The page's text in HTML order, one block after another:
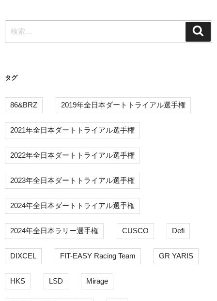
シ
ョ
索:
タグ
86&BRZ 2019年全日本ダートトライアル選手権
2021年全日本ダートトライアル選手権
2022年全日本ダートトライアル選手権
2023年全日本ダートトライアル選手権
2024年全日本ダートトライアル選手権
2024年全日本ラリー選手権 CUSCO Defi
DIXCEL FIT-EASY Racing Team GR YARIS
HKS LSD Mirage